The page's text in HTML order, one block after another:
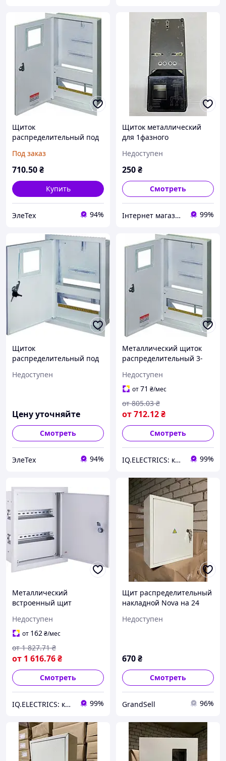
Щиток
распределительный под
счетчик+ 12
мод.встраиваемый
Под заказ
710.50₴
Купить
ЭлеТех 94%
Щиток металлический
для 1фазного
Недоступен
250₴
Смотреть
Інтернет магазин "1000gelezok" 99%
Щиток
распределительный под
электронный счетчик+ 12
Недоступен
Цену уточняйте
Смотреть
ЭлеТех 94%
Металлический щиток
распределительный 3-
модулей, Украина
Недоступен
от71 ₴/мес
от712.12₴
от 805.03 ₴
Смотреть
IQ.ELECTRICS: купить электрику оптом 99%
Металлический
встроенный щит
E.Next, 24 модуля, IP31,
63A
Недоступен
от 162₴/мес
от 1 616.76₴
от 1 827.71 ₴
Смотреть
IQ.ELECTRICS: купить электрику оптом 99%
Щит распределительный
накладной Nova на 24
Недоступен
670₴
Смотреть
GrandSell 96%